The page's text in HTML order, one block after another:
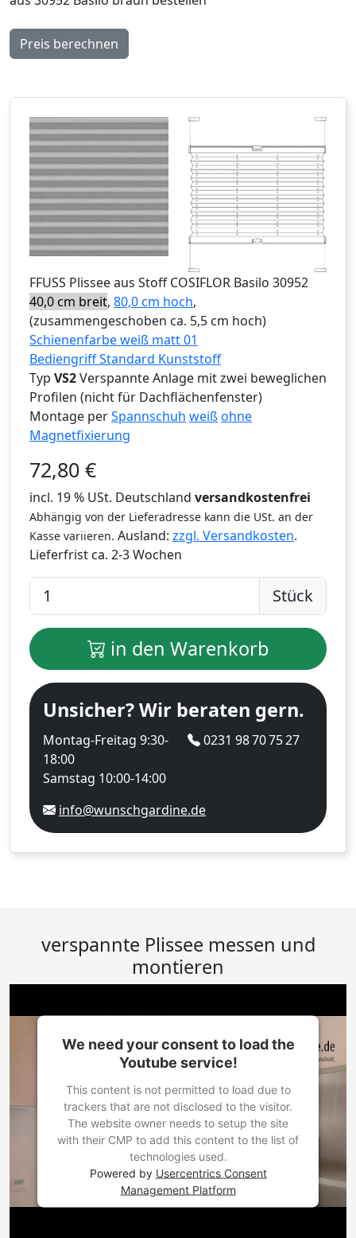
Preis berechnen
FFUSS Plissee aus Stoff COSIFLOR Basilo 30952
40,0 cm breit, 80,0 cm hoch,
(zusammengeschoben ca. 5,5 cm hoch)
Schienenfarbe weiß matt 01
Bediengriff Standard Kunststoff
Typ VS2Verspannte Anlage mit zwei beweglichen
Profilen (nicht für Dachflächenfenster)
Montage perSpannschuh weißohne
Magnetfixierung
72,80 €
incl. 19 % USt. Deutschland versandkostenfrei
Abhängig von der Lieferadresse kann die USt. an der
Kasse variieren. Ausland: zzgl. Versandkosten.
Lieferfrist ca. 2-3 Wochen
Stück
in den Warenkorb
Unsicher? Wir beraten gern.
Montag-Freitag 9:30-
18:00
Samstag 10:00-14:00
0231 98 70 75 27
info@wunschgardine.de
verspannte Plissee messen und
montieren
We need your consent to load the
Youtube service!
This content is not permitted to load due to
trackers that are not disclosed to the visitor.
The website owner needs to setup the site
with their CMP to add this content to the list of
technologies used.
Powered by Usercentrics Consent
Management Platform